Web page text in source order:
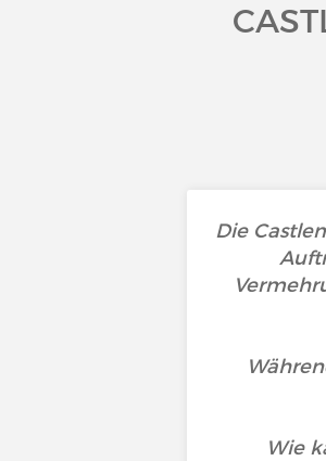
Die
Wie